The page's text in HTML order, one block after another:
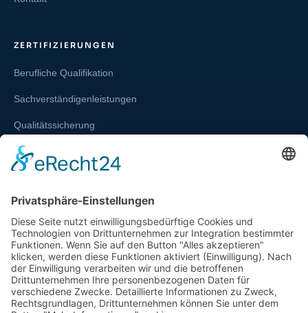
ZERTIFIZIERUNGEN
Berufliche Qualifikation
Sachverständigenleistungen
Qualitätssicherung
Weiterbildung und Schulung
SERVICE & RECHT
Infos zur Unparteilichkeit
Kontakt
Beschwerdestelle